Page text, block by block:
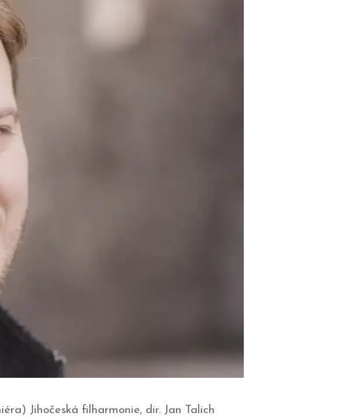
Jihočeská filharmonie, dir. Jan Talich